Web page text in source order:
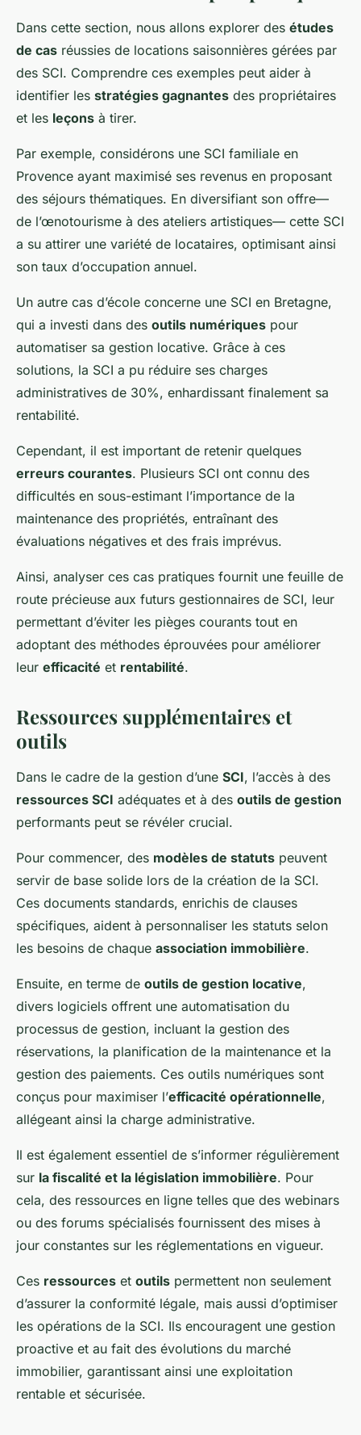
Dans cette section, nous allons explorer des études
de cas réussies de locations saisonnières gérées par
des SCI. Comprendre ces exemples peut aider à
identifier les stratégies gagnantes des propriétaires
et les leçons à tirer.
Par exemple, considérons une SCI familiale en
Provence ayant maximisé ses revenus en proposant
des séjours thématiques. En diversifiant son offre—
de l’œnotourisme à des ateliers artistiques— cette SCI
a su attirer une variété de locataires, optimisant ainsi
son taux d’occupation annuel.
Un autre cas d’école concerne une SCI en Bretagne,
qui a investi dans des outils numériques pour
automatiser sa gestion locative. Grâce à ces
solutions, la SCI a pu réduire ses charges
administratives de 30%, enhardissant finalement sa
rentabilité.
Cependant, il est important de retenir quelques
erreurs courantes. Plusieurs SCI ont connu des
difficultés en sous-estimant l’importance de la
maintenance des propriétés, entraînant des
évaluations négatives et des frais imprévus.
Ainsi, analyser ces cas pratiques fournit une feuille de
route précieuse aux futurs gestionnaires de SCI, leur
permettant d’éviter les pièges courants tout en
adoptant des méthodes éprouvées pour améliorer
leur efficacité et rentabilité.
Ressources supplémentaires et
outils
Dans le cadre de la gestion d’une SCI, l’accès à des
ressources SCI adéquates et à des outils de gestion
performants peut se révéler crucial.
Pour commencer, des modèles de statuts peuvent
servir de base solide lors de la création de la SCI.
Ces documents standards, enrichis de clauses
spécifiques, aident à personnaliser les statuts selon
les besoins de chaque association immobilière.
Ensuite, en terme de outils de gestion locative,
divers logiciels offrent une automatisation du
processus de gestion, incluant la gestion des
réservations, la planification de la maintenance et la
gestion des paiements. Ces outils numériques sont
conçus pour maximiser l’efficacité opérationnelle,
allégeant ainsi la charge administrative.
Il est également essentiel de s’informer régulièrement
sur la fiscalité et la législation immobilière. Pour
cela, des ressources en ligne telles que des webinars
ou des forums spécialisés fournissent des mises à
jour constantes sur les réglementations en vigueur.
Ces ressources et outils permettent non seulement
d’assurer la conformité légale, mais aussi d’optimiser
les opérations de la SCI. Ils encouragent une gestion
proactive et au fait des évolutions du marché
immobilier, garantissant ainsi une exploitation
rentable et sécurisée.